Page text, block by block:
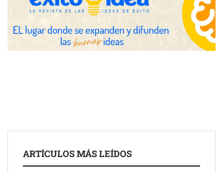
UrbanPay lanza en 19 mercados europeos su solución de pagos
ARTÍCULOS MÁS LEÍDOS